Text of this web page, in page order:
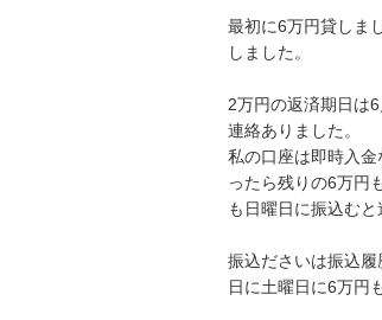
最初に6万円貸しま
しました。
2万円の返済期日は
連絡ありました。
私の口座は即時入
ったら残りの6万円
も日曜日に振込むと
振込ださいは振込
日に土曜日に6万円